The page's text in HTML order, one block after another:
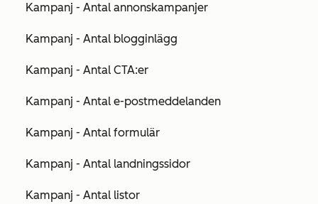
Kampanj - Antal annonskampanjer
Kampanj - Antal blogginlägg
Kampanj - Antal CTA:er
Kampanj - Antal e-postmeddelanden
Kampanj - Antal formulär
Kampanj - Antal landningssidor
Kampanj - Antal listor